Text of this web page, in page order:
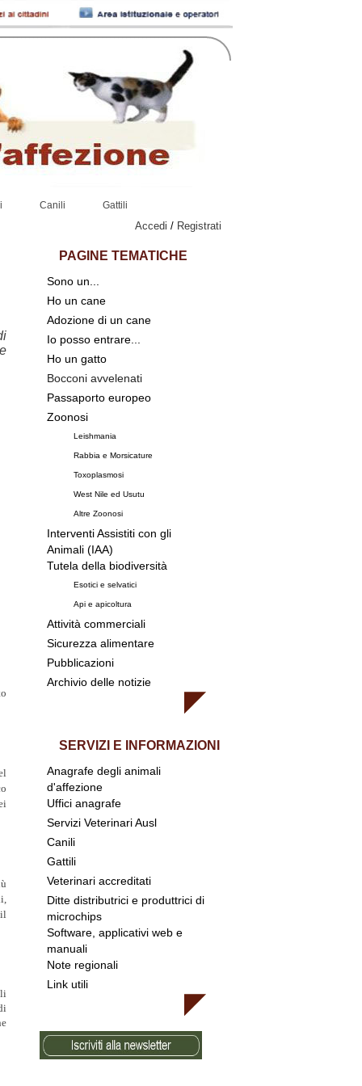
Canili Gattili
Accedi / Registrati
PAGINE TEMATICHE
Sono un...
Ho un cane
Adozione di un cane
Io posso entrare...
Ho un gatto
Bocconi avvelenati
Passaporto europeo
Zoonosi
Leishmania
Rabbia e Morsicature
Toxoplasmosi
West Nile ed Usutu
Altre Zoonosi
Interventi Assistiti con gli
Animali (IAA)
Tutela della biodiversità
Esotici e selvatici
Api e apicoltura
Attività commerciali
Sicurezza alimentare
Pubblicazioni
Archivio delle notizie
SERVIZI E INFORMAZIONI
Anagrafe degli animali
d'affezione
Uffici anagrafe
Servizi Veterinari Ausl
Canili
Gattili
Veterinari accreditati
Ditte distributrici e produttrici di
microchips
Software, applicativi web e
manuali
Note regionali
Link utili